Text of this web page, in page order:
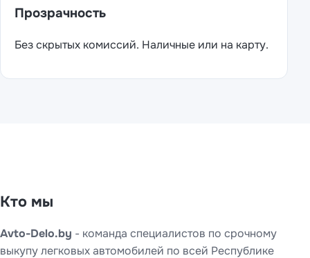
Прозрачность
Без скрытых комиссий. Наличные или на карту.
Кто мы
Avto-Delo.by - команда специалистов по срочному
выкупу легковых автомобилей по всей Республике